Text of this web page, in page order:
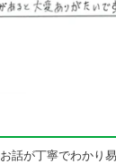
話が丁寧でわかり